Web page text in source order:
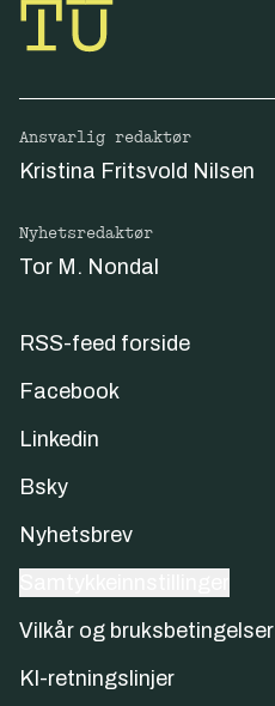
Ansvarlig redaktør
Kristina Fritsvold Nilsen
Nyhetsredaktør
Tor M. Nondal
RSS-feed forside
Facebook
Linkedin
Bsky
Nyhetsbrev
Vilkår og bruksbetingelser
KI-retningslinjer